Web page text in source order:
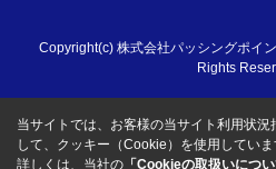
Copyright(c) 株式会社パッシングポイ
Rights
当サイトでは、お客様の当サイト利用状
して、クッキー（Cookie）を使用していま
詳しくは、当社の 「Cookieの取扱いについ